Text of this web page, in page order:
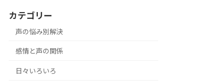
カテゴリー
声の悩み別解決
感情と声の関係
日々いろいろ